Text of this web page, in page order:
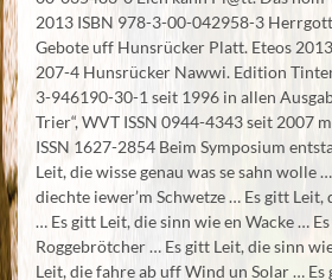
2013 ISBN 978-3-00-042958-3
Gebote uff Hunsrücker Platt. Eteos
207-4 Hunsrücker Nawwi. Edition
3-946190-30-1 seit 1996 in allen
Trier“, WVT ISSN 0944-4343 seit 2007
ISSN 1627-2854 Beim Symposium
Leit, die wisse genau was se sahn wolle
diechte iewer’m Schwetze … Es gitt Leit,
… Es gitt Leit, die sinn wie en Wacke …
Roggebrötcher … Es gitt Leit, die sinn
Leit, die fahre ab uff Wind un Solar …